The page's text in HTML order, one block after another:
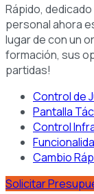
Rápido,
personal ahora
lugar de con un
formación, sus
partidas!
Control de
Pantalla
Control
Cambio
Solicitar